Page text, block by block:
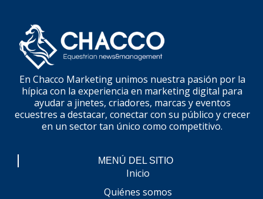
En Chacco Marketing unimos nuestra pasión por la
hípica con la experiencia en marketing digital para
ayudar a jinetes, criadores, marcas y eventos
ecuestres a destacar, conectar con su público y crecer
en un sector tan único como competitivo.
MENÚ DEL SITIO
Inicio
Quiénes somos